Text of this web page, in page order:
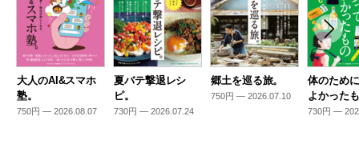
大人のAI&スマホ
塾。
750円 — 2026.08.07
夏バテ撃退レシ
ピ。
730円 — 2026.07.24
郷土を巡る旅。
750円 — 2026.07.10
体のため
よかった
730円 —